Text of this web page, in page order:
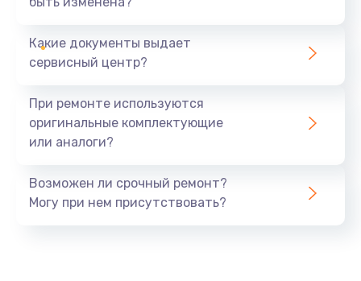
Ремонт южного моста
Замена батарейки BIOS
Заказать
Какие документы выдает
сервисный центр?
При ремонте используются
оригинальные комплектующие
или аналоги?
Возможен ли срочный ремонт?
Могу при нем присутствовать?